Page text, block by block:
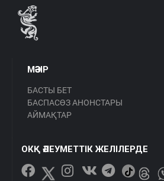
МӘЗІР
БАСТЫ БЕТ
БАСПАСӨЗ АНОНСТАРЫ
АЙМАҚТАР
ОКҚ ӘЛЕУМЕТТІК ЖЕЛІЛЕРДЕ